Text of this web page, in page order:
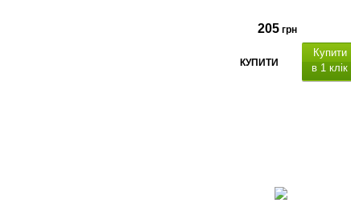
205 грн
КУПИТИ
Купити
в 1 клік